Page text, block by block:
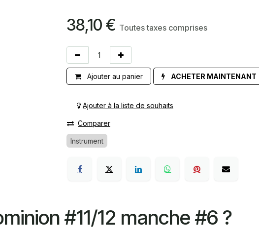
38,10 € Toutes taxes comprises
Ajouter au panier ACHETER MAINTENANT
Ajouter à la liste de souhaits
Comparer
Instrument
#11/12 manche #6 ?